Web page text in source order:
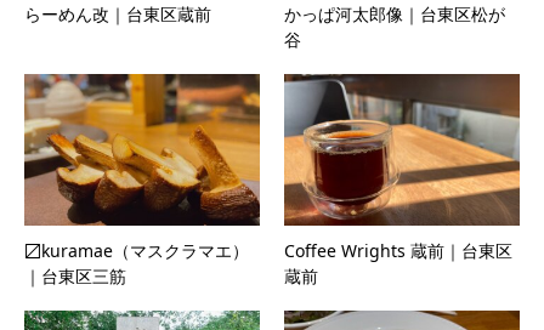
らーめん改｜台東区蔵前
かっぱ河太郎像｜台東区松が
谷
〼kuramae（マスクラマエ）
｜台東区三筋
Coffee Wrights 蔵前｜台東区
蔵前